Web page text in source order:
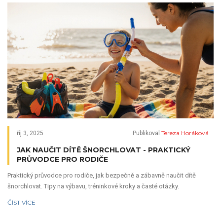
říj 3, 2025 Publikoval Tereza Horáková
JAK NAUČIT DÍTĚ ŠNORCHLOVAT - PRAKTICKÝ
PRŮVODCE PRO RODIČE
Praktický průvodce pro rodiče, jak bezpečně a zábavně naučit dítě
šnorchlovat. Tipy na výbavu, tréninkové kroky a časté otázky.
ČÍST VÍCE